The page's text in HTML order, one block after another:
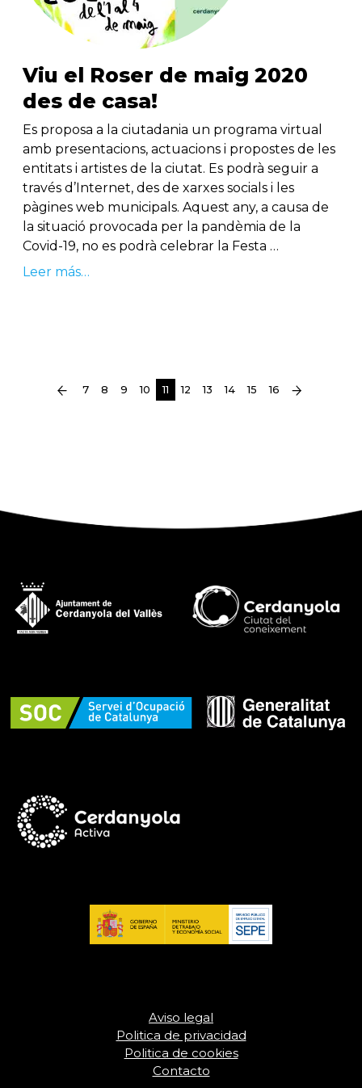
Viu el Roser de maig 2020
des de casa!
Es proposa a la ciutadania un programa virtual
amb presentacions, actuacions i propostes de les
entitats i artistes de la ciutat. Es podrà seguir a
través d’Internet, des de xarxes socials i les
pàgines web municipals. Aquest any, a causa de
la situació provocada per la pandèmia de la
Covid-19, no es podrà celebrar la Festa …
Leer más…
7 8 9 10 11(current)
12 13 14 15 16
Aviso legal
Politica de privacidad
Politica de cookies
Contacto